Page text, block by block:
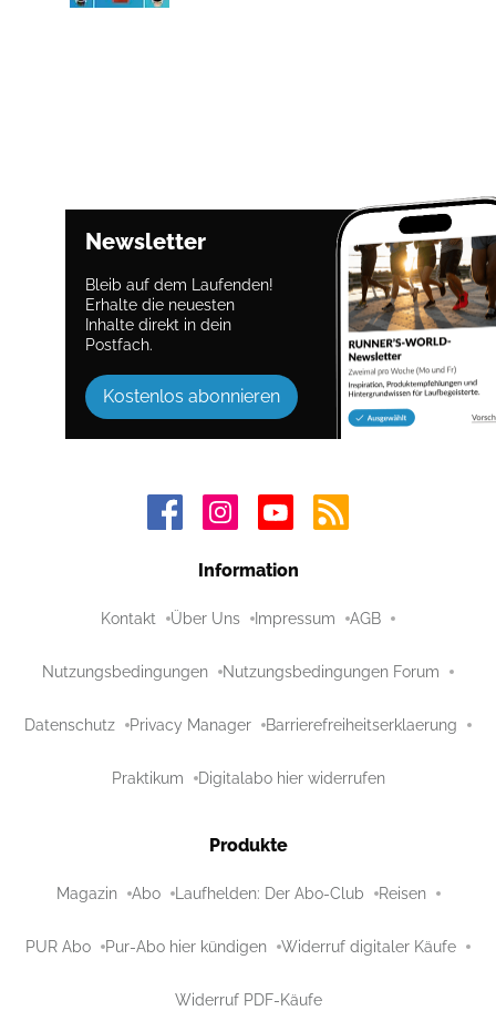
Newsletter
Bleib auf dem Laufenden!
Erhalte die neuesten
Inhalte direkt in dein
Postfach.
Kostenlos abonnieren
Information
Kontakt Über Uns Impressum AGB
Nutzungsbedingungen Nutzungsbedingungen Forum
Datenschutz Privacy Manager Barrierefreiheitserklaerung
Praktikum Digitalabo hier widerrufen
Produkte
Magazin Abo Laufhelden: Der Abo-Club Reisen
PUR Abo Pur-Abo hier kündigen Widerruf digitaler Käufe
Widerruf PDF-Käufe